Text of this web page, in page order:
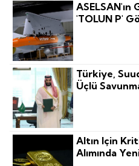
ASELSAN'ın
'TOLUN P'
Türkiye,
Üçlü
Altın Için
Alımında